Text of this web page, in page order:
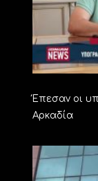
Έπεσαν οι
Αρκαδία